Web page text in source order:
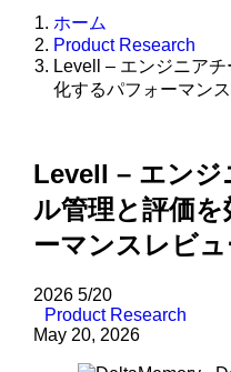
ホーム
Product Research
Levell – エンジニア
化するパフォーマン
Levell – エンジ
ル管理と評価
ーマンスレビ
2026 5/20
Product Research
May 20, 2026